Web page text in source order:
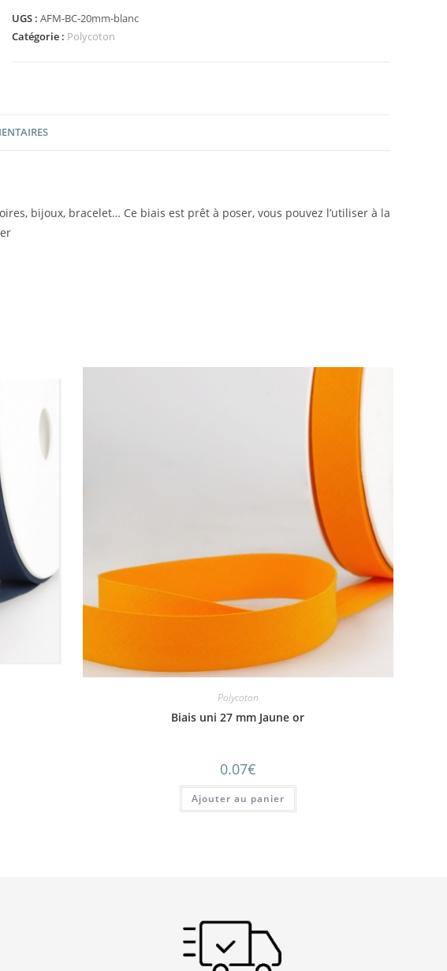
UGS : AFM-BC-20mm-blanc
Catégorie : Polycoton
bijoux, bracelet… Ce biais est prêt à poser, vous pouvez l’utiliser à la
Polycoton
Biais uni 27 mm Jaune or
0.07€
Ajouter au panier